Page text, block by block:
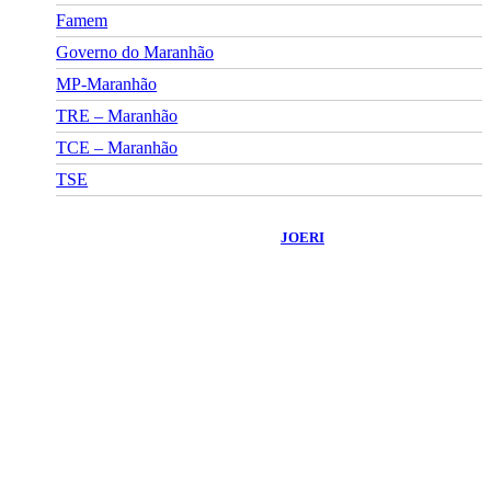
Famem
Governo do Maranhão
MP-Maranhão
TRE – Maranhão
TCE – Maranhão
TSE
JOERI